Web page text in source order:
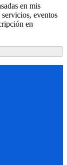
en mis
eventos
en